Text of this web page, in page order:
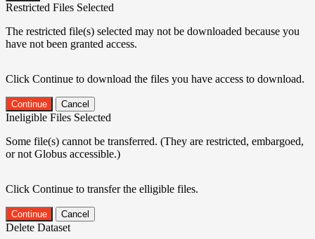
Restricted Files Selected
The restricted file(s) selected may not be downloaded because you
have not been granted access.
Click Continue to download the files you have access to download.
Continue Cancel
Ineligible Files Selected
Some file(s) cannot be transferred. (They are restricted, embargoed,
or not Globus accessible.)
Click Continue to transfer the elligible files.
Continue Cancel
Delete Dataset